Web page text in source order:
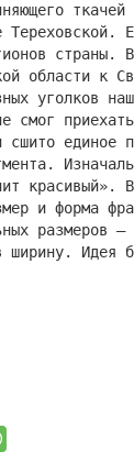
ткачей
Тереховской.
страны.
области к
уголков
смог
сшито единое
красивый».
и форма
размеров
Идея